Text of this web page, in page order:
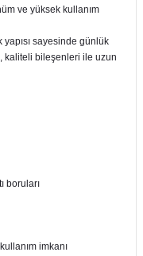
ve yüksek kullanım
sayesinde günlük
kaliteli bileşenleri ile uzun
boruları
imkanı